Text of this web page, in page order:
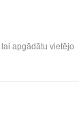
apgādātu vietējo